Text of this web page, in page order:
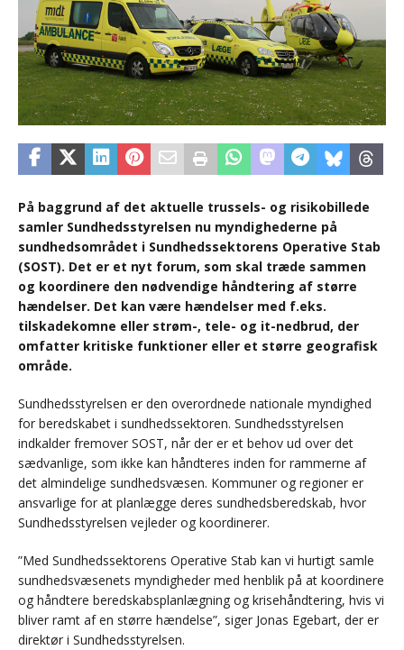
På baggrund af det aktuelle trussels- og risikobillede
samler Sundhedsstyrelsen nu myndighederne på
sundhedsområdet i Sundhedssektorens Operative Stab
(SOST). Det er et nyt forum, som skal træde sammen
og koordinere den nødvendige håndtering af større
hændelser. Det kan være hændelser med f.eks.
tilskadekomne eller strøm-, tele- og it-nedbrud, der
omfatter kritiske funktioner eller et større geografisk
område.
Sundhedsstyrelsen er den overordnede nationale myndighed
for beredskabet i sundhedssektoren. Sundhedsstyrelsen
indkalder fremover SOST, når der er et behov ud over det
sædvanlige, som ikke kan håndteres inden for rammerne af
det almindelige sundhedsvæsen. Kommuner og regioner er
ansvarlige for at planlægge deres sundhedsberedskab, hvor
Sundhedsstyrelsen vejleder og koordinerer.
”Med Sundhedssektorens Operative Stab kan vi hurtigt samle
sundhedsvæsenets myndigheder med henblik på at koordinere
og håndtere beredskabsplanlægning og krisehåndtering, hvis vi
bliver ramt af en større hændelse”, siger Jonas Egebart, der er
direktør i Sundhedsstyrelsen.